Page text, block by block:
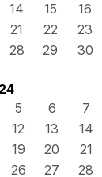
14 15
16
21 22
23
28 29 30
5 6
7
12 13
14
19 20
21
26 27
28